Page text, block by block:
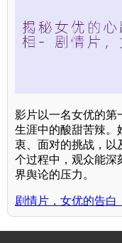
影片以一名女优的第
生涯中的酸甜苦辣。
衷、面对的挑战，以
个过程中，观众能深
界舆论的压力。
剧情片，女优的告白